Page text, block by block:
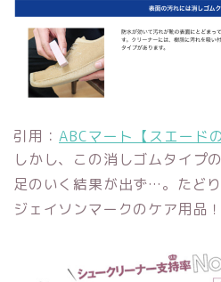
引用： ABCマート【スエード
しかし、この消しゴムタイプ
足のいく結果が出ず…。たど
ジェイソンマークのケア用品 ！